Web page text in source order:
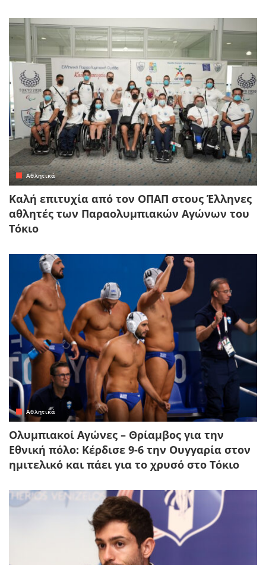
Αθλητικά
Καλή επιτυχία από τον ΟΠΑΠ στους Έλληνες
αθλητές των Παραολυμπιακών Αγώνων του
Τόκιο
Αθλητικά
Ολυμπιακοί Αγώνες – Θρίαμβος για την
Εθνική πόλο: Κέρδισε 9-6 την Ουγγαρία στον
ημιτελικό και πάει για το χρυσό στο Τόκιο